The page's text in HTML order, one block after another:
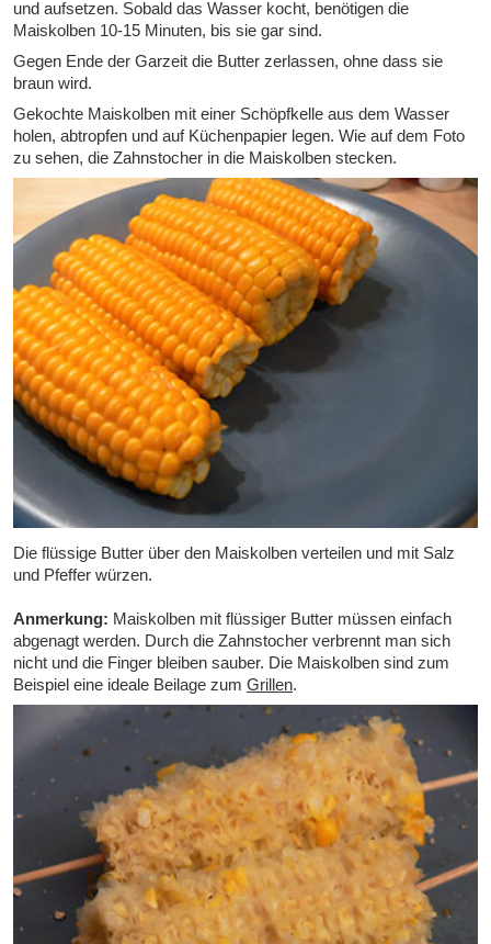
und aufsetzen. Sobald das Wasser kocht, benötigen die
Maiskolben 10-15 Minuten, bis sie gar sind.
Gegen Ende der Garzeit die Butter zerlassen, ohne dass sie
braun wird.
Gekochte Maiskolben mit einer Schöpfkelle aus dem Wasser
holen, abtropfen und auf Küchenpapier legen. Wie auf dem Foto
zu sehen, die Zahnstocher in die Maiskolben stecken.
Die flüssige Butter über den Maiskolben verteilen und mit Salz
und Pfeffer würzen.
Anmerkung: Maiskolben mit flüssiger Butter müssen einfach
abgenagt werden. Durch die Zahnstocher verbrennt man sich
nicht und die Finger bleiben sauber. Die Maiskolben sind zum
Beispiel eine ideale Beilage zum Grillen.